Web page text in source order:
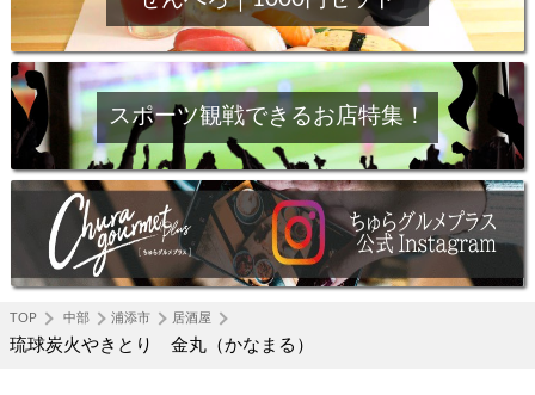
スポーツ観戦できるお店特集！
TOP 中部 浦添市 居酒屋
琉球炭火やきとり 金丸（かなまる）